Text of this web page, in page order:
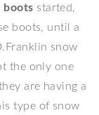
boots started,
boots, until a
snow
the only one
are having a
type of snow